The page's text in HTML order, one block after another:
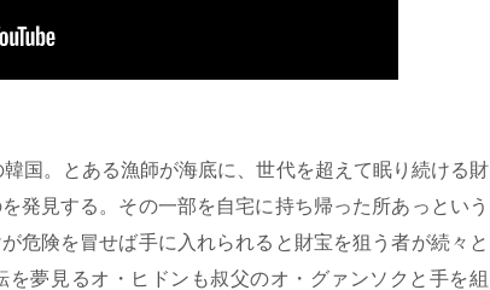
国。とある漁師が海底に、世代を超えて眠り続ける財
発見する。その一部を自宅に持ち帰った所あっという
危険を冒せば手に入れられると財宝を狙う者が続々と
夢見るオ・ヒドンも叔父のオ・グァンソクと手を組